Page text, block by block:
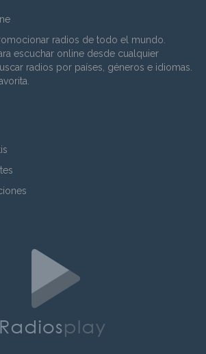
radios de todo el mundo.
escuchar online desde cualquier
radios por países, géneros e idiomas.